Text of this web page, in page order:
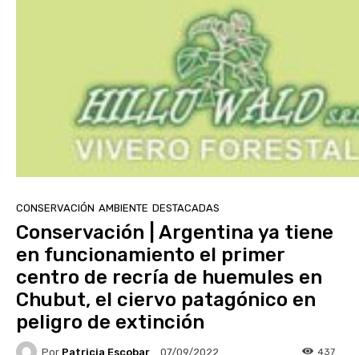
CONSERVACIÓN AMBIENTE DESTACADAS
Conservación | Argentina ya tiene
en funcionamiento el primer
centro de recría de huemules en
Chubut, el ciervo patagónico en
peligro de extinción
Por Patricia Escobar 437